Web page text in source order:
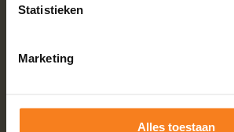
Statistieken
Marketing
Alles toestaan
overzicht van hoe het werkt:
Voer je adresgegevens in
Kies je verzendmethode en
Als je vragen hebt of extra hulp nodig
je bestelling, staat ons